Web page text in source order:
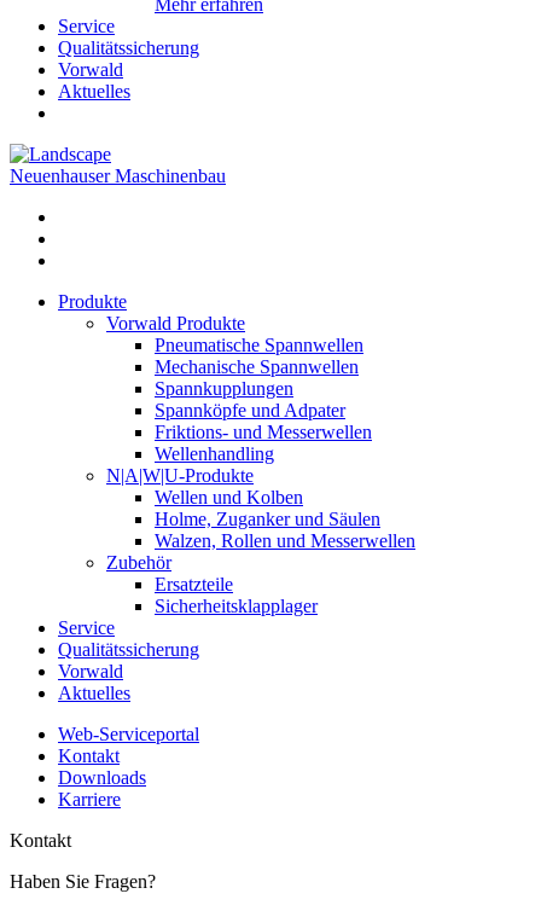
Mehr erfahren
Service
Qualitätssicherung
Vorwald
Aktuelles
Neuenhauser Maschinenbau
Produkte
Vorwald Produkte
Pneumatische Spannwellen
Mechanische Spannwellen
Spannkupplungen
Spannköpfe und Adpater
Friktions- und Messerwellen
Wellenhandling
N|A|W|U-Produkte
Wellen und Kolben
Holme, Zuganker und Säulen
Walzen, Rollen und Messerwellen
Zubehör
Ersatzteile
Sicherheitsklapplager
Service
Qualitätssicherung
Vorwald
Aktuelles
Web-Serviceportal
Kontakt
Downloads
Karriere
Kontakt
Haben Sie Fragen?